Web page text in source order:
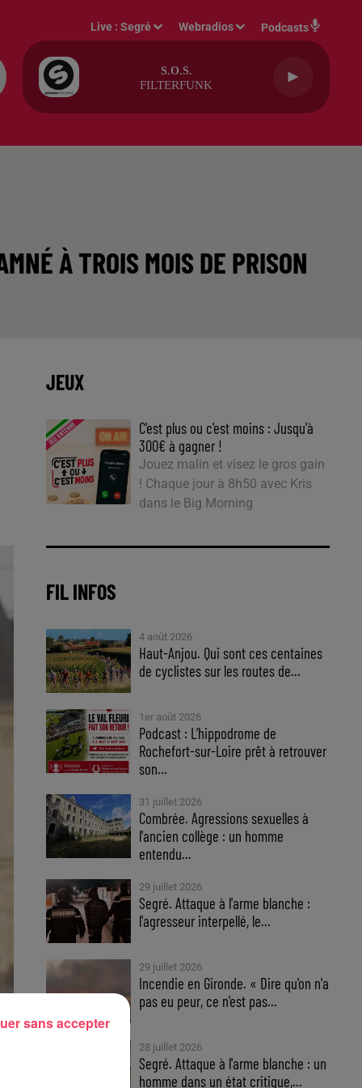
Live :Segré Webradios Podcasts
S.o.s.
FILTERFUNK
À TROIS MOIS DE PRISON
JEUX
C'est plus ou c'est moins : Jusqu'à
300€ à gagner !
Jouez malin et visez le gros gain
! Chaque jour à 8h50 avec Kris
dans le Big Morning
FIL INFOS
4 août 2026
Haut-Anjou. Qui sont ces centaines
de cyclistes sur les routes de...
1er août 2026
Podcast : L’hippodrome de
Rochefort-sur-Loire prêt à retrouver
son...
31 juillet 2026
Combrée. Agressions sexuelles à
l'ancien collège : un homme
entendu...
29 juillet 2026
Segré. Attaque à l'arme blanche :
l'agresseur interpellé, le...
29 juillet 2026
Incendie en Gironde. « Dire qu'on n'a
pas eu peur, ce n'est pas...
28 juillet 2026
Segré. Attaque à l'arme blanche : un
homme dans un état critique,...
sans accepter